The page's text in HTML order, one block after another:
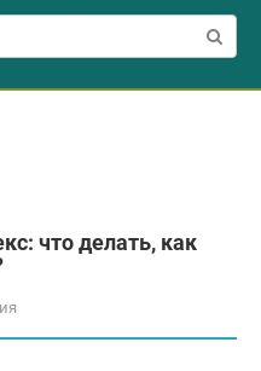
что делать, как